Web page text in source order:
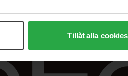
Tillåt alla cookies